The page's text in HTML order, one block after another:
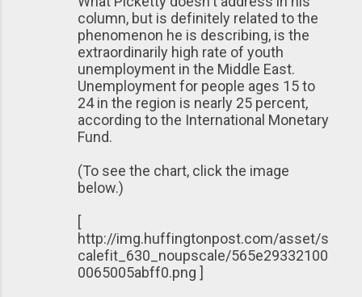
column, but is definitely related to the
phenomenon he is describing, is the
extraordinarily high rate of youth
unemployment in the Middle East.
Unemployment for people ages 15 to
24 in the region is nearly 25 percent,
according to the International Monetary
Fund.
(To see the chart, click the image
below.)
[
http://img.huffingtonpost.com/asset/s
calefit_630_noupscale/565e29332100
0065005abff0.png ]